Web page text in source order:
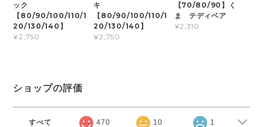
ック
【80/90/100/110/1
20/130/140】
¥2,750
キ
【80/90/100/110/1
20/130/140】
¥2,750
【70/80/90】く
ま テディベア
¥2,310
ショップの評価
すべて 470 10 1